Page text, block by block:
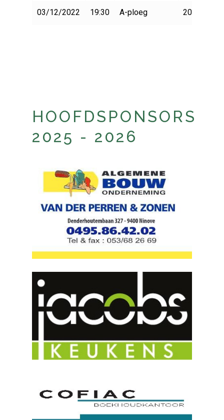
03/12/2022 19:30 A-ploeg 2022-2023
HOOFDSPONSORS
2025 - 2026